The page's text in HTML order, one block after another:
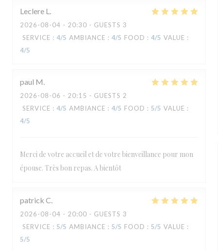
Leclere L
2026-08-04 - 20:30 - GUESTS 3
SERVICE : 4/5 AMBIANCE : 4/5 FOOD : 4/5 VALUE :
4/5
paul M
2026-08-06 - 20:15 - GUESTS 2
SERVICE : 4/5 AMBIANCE : 4/5 FOOD : 5/5 VALUE :
4/5
Merci de votre accueil et de votre bienveillance pour mon
épouse. Très bon repas. A bientôt
patrick C
2026-08-04 - 20:00 - GUESTS 3
SERVICE : 5/5 AMBIANCE : 5/5 FOOD : 5/5 VALUE :
5/5